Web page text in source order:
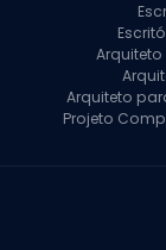
Arquiteto
Projeto
Arquiteto